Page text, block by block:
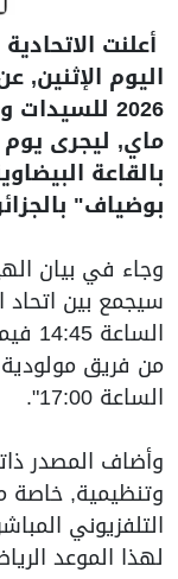
أعلنت
اليوم
بالقاعة
بوضياف"
وجاء في بيان
سيجمع بين اتحاد
من فريق مولودية
الساعة 17:00".
وأضاف المصدر
وتنظيمية,
التلفزيوني
لهذا الموعد